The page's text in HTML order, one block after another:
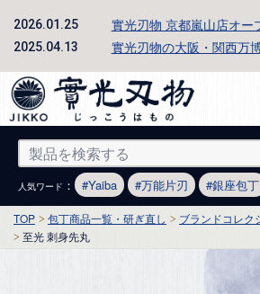
2026.01.25 實光刃物 京都嵐山店オー
2025.04.13 實光刃物の大阪・関西万
人気ワード ： Yaiba 万能片刃 銀座包丁
TOP 包丁商品一覧・研ぎ直し ブランドコレク
至光 刺身先丸